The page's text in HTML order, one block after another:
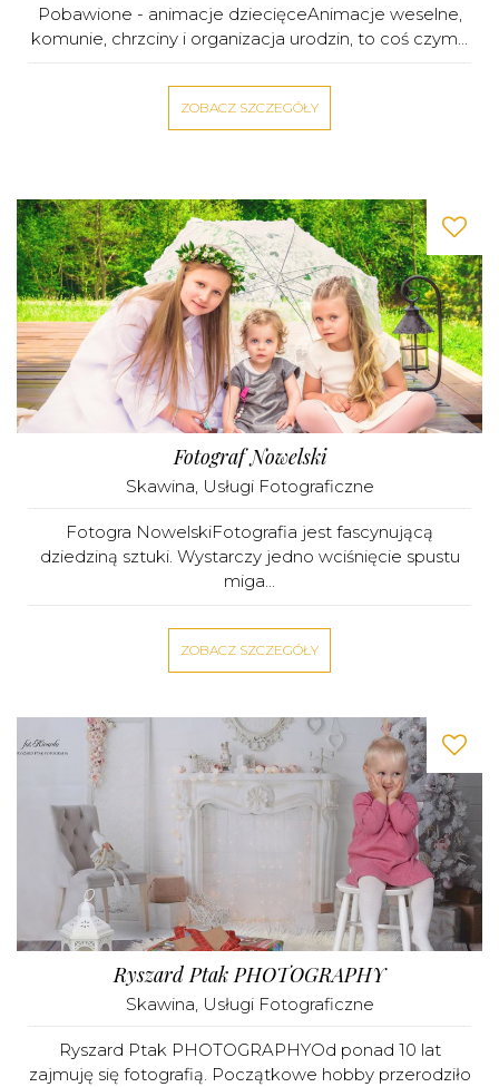
Pobawione - animacje dziecięceAnimacje weselne,
komunie, chrzciny i organizacja urodzin, to coś czym...
ZOBACZ SZCZEGÓŁY
Fotograf Nowelski
Skawina, Usługi Fotograficzne
Fotogra NowelskiFotografia jest fascynującą
dziedziną sztuki. Wystarczy jedno wciśnięcie spustu
miga...
ZOBACZ SZCZEGÓŁY
Ryszard Ptak PHOTOGRAPHY
Skawina, Usługi Fotograficzne
Ryszard Ptak PHOTOGRAPHYOd ponad 10 lat
zajmuję się fotografią. Początkowe hobby przerodziło